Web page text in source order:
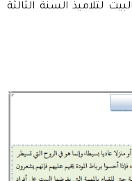
لتلاميذ السنة الثالثة